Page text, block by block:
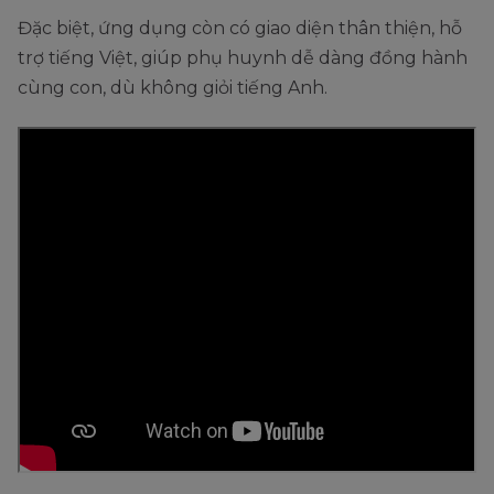
Đặc biệt, ứng dụng còn có giao diện thân thiện, hỗ
trợ tiếng Việt, giúp phụ huynh dễ dàng đồng hành
cùng con, dù không giỏi tiếng Anh.